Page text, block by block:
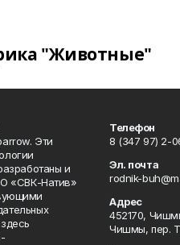
"Животные"
Эти
и
«СВК-Натив»
Телефон
8 (347 97) 2-
Эл. почта
rodnik-
Адрес
452170,
Чишмы, пер.